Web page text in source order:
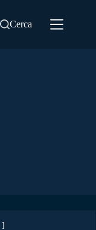
Cerca